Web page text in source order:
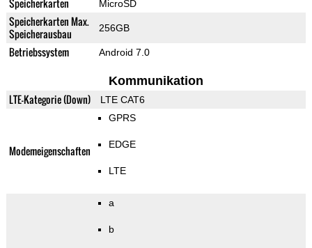
Speicherkarten MicroSD
Speicherkarten Max.
Speicherausbau
256GB
Betriebssystem Android 7.0
Kommunikation
LTE-Kategorie (Down) LTE CAT6
Modemeigenschaften
GPRS
EDGE
LTE
a
b